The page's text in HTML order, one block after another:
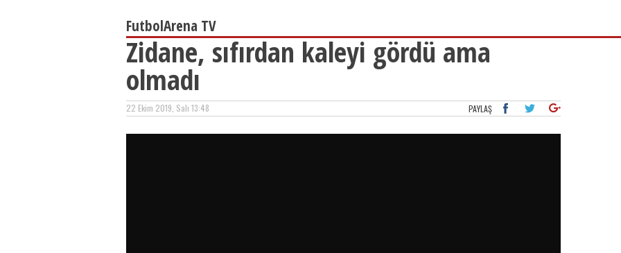
FutbolArena TV
Zidane, sıfırdan kaleyi gördü ama
olmadı
22 Ekim 2019, Salı 13:48 PAYLAŞ